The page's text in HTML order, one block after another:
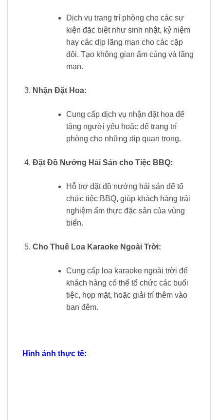
Dịch vụ trang trí phòng cho các sự
kiện đặc biệt như sinh nhật, kỷ niệm
hay các dịp lãng mạn cho các cặp
đôi. Tạo không gian ấm cúng và lãng
mạn.
Nhận Đặt Hoa:
Cung cấp dịch vụ nhận đặt hoa để
tặng người yêu hoặc để trang trí
phòng cho những dịp quan trọng.
Đặt Đồ Nướng Hải Sản cho Tiệc BBQ:
Hỗ trợ đặt đồ nướng hải sản để tổ
chức tiệc BBQ, giúp khách hàng trải
nghiệm ẩm thực đặc sản của vùng
biển.
Cho Thuê Loa Karaoke Ngoài Trời:
Cung cấp loa karaoke ngoài trời để
khách hàng có thể tổ chức các buổi
tiệc, họp mặt, hoặc giải trí thêm vào
ban đêm.
Hình ảnh thực tế: